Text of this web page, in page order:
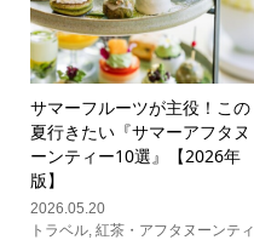
サマーフルーツが主役！この
夏行きたい『サマーアフタヌ
ーンティー10選』【2026年
版】
2026.05.20
トラベル, 紅茶・アフタヌーンティ